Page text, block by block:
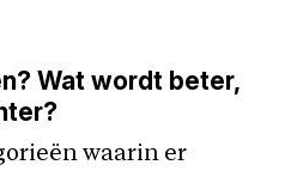
Wat wordt beter,
waarin er